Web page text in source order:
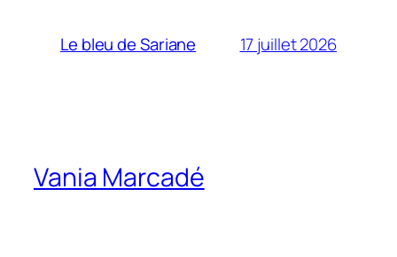
Le bleu de Sariane 17 juillet 2026
Vania Marcadé